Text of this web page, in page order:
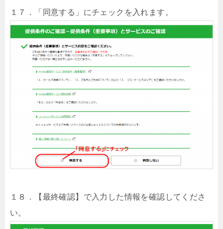
１７．「同意する」にチェックを入れます。
１８．【最終確認】で入力した情報を確認してくださ
い。